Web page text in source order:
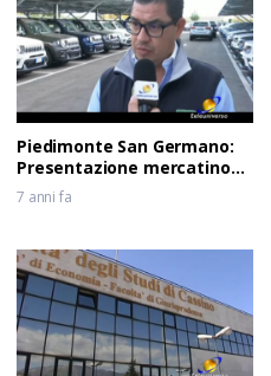
Piedimonte San Germano:
Presentazione mercatino
usato
7 anni fa